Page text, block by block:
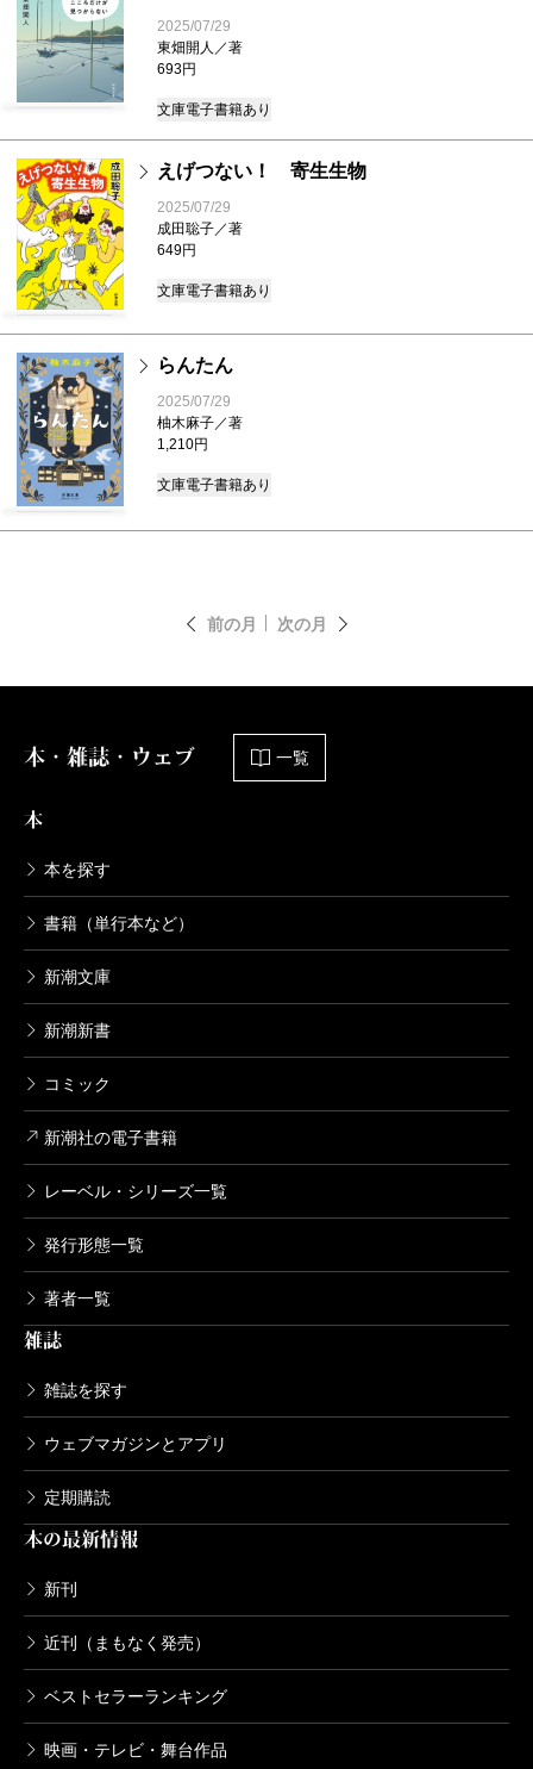
2025/07/29
東畑開人／著
693円
文庫電子書籍あり
えげつない！ 寄生生物
2025/07/29
成田聡子／著
649円
文庫電子書籍あり
らんたん
2025/07/29
柚木麻子／著
1,210円
文庫電子書籍あり
前の月 次の月
本・雑誌・ウェブ 一覧
本
本を探す
書籍（単行本など）
新潮文庫
新潮新書
コミック
新潮社の電子書籍
レーベル・シリーズ一覧
発行形態一覧
著者一覧
雑誌
雑誌を探す
ウェブマガジンとアプリ
定期購読
本の最新情報
新刊
近刊（まもなく発売）
ベストセラーランキング
映画・テレビ・舞台作品